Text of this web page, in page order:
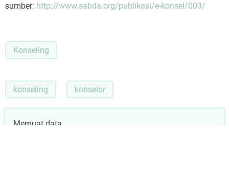
sumber: http://www.sabda.org/publikasi/e-konsel/003/
Konseling
konseling konselor
Memuat data...